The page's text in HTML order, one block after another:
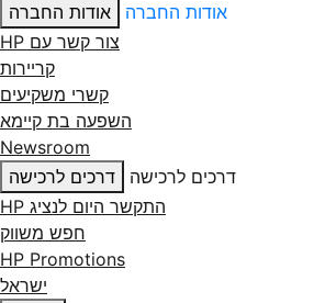
אודות החברה
אודות החברה
צור קשר עם ‏HP
קריירות
קשרי משקיעים
השפעה בת קיימא
Newsroom
דרכים לרכישה
דרכים לרכישה
התקשר היום לנציג HP
חפש משווק
HP Promotions
ישראל